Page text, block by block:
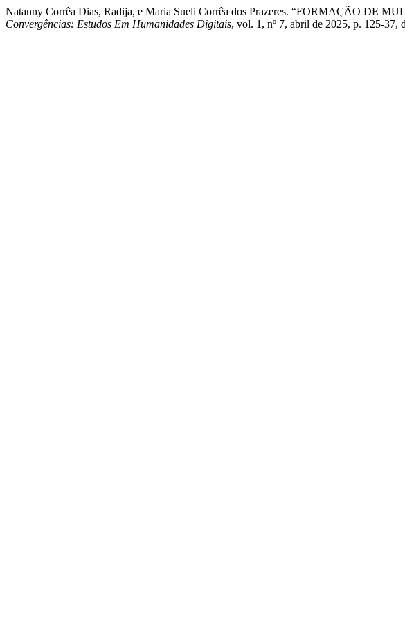
Natanny Corrêa Dias, Radija, e Maria Sueli Corrêa dos Prazeres. “FORMAÇÃO
Convergências: Estudos Em Humanidades Digitais, vol. 1, nº 7, abril de 2025, p. 125-37,